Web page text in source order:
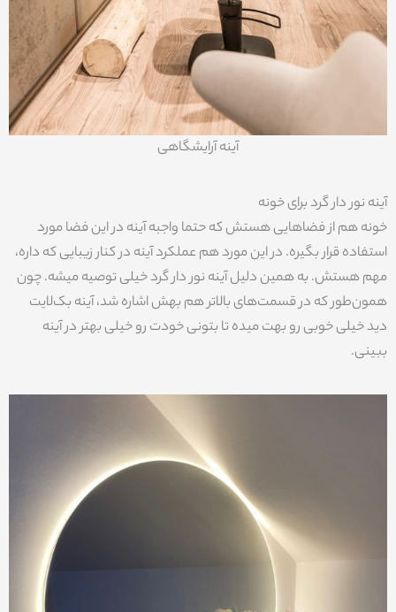
آینه آرایشگاهی
آینه نور دار گرد برای خونه
خونه هم از فضاهایی هستش که حتما واجبه آینه در این فضا مورد
استفاده قرار بگیره. در این مورد هم عملکرد آینه در کنار زیبایی که داره،
مهم هستش. به همین دلیل آینه نور دار گرد خیلی توصیه میشه. چون
همون‌طور که در قسمت‌های بالاتر هم بهش اشاره شد، آینه بک‌لایت
دید خیلی خوبی رو بهت میده تا بتونی خودت رو خیلی بهتر در آینه
ببینی.